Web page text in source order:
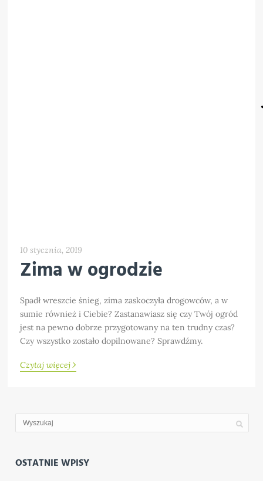
10 stycznia, 2019
Zima w ogrodzie
Spadł wreszcie śnieg, zima zaskoczyła drogowców, a w
sumie również i Ciebie? Zastanawiasz się czy Twój ogród
jest na pewno dobrze przygotowany na ten trudny czas?
Czy wszystko zostało dopilnowane? Sprawdźmy.
Czytaj więcej›
OSTATNIE WPISY